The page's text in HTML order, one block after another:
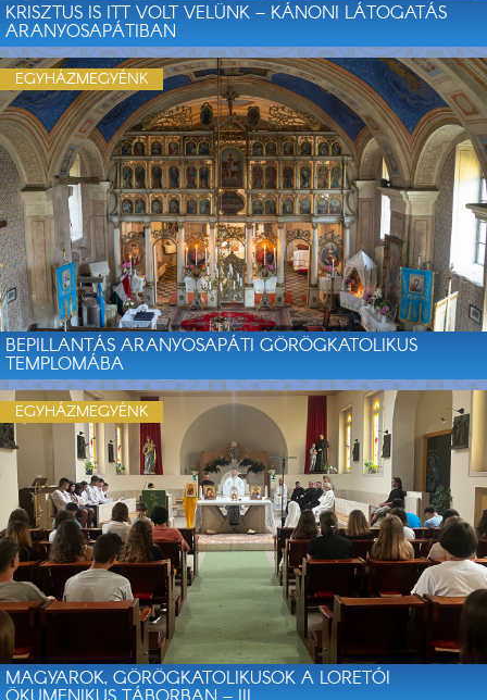
KRISZTUS IS ITT VOLT VELÜNK – KÁNONI LÁTOGATÁS
ARANYOSAPÁTIBAN
BEPILLANTÁS ARANYOSAPÁTI GÖRÖGKATOLIKUS
TEMPLOMÁBA
EGYHÁZMEGYÉNK
MAGYAROK, GÖRÖGKATOLIKUSOK A LORETÓI
EGYHÁZMEGYÉNK